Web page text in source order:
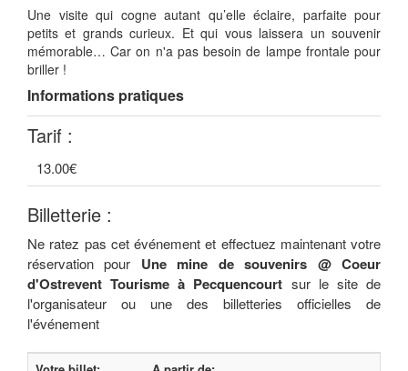
Une visite qui cogne autant qu’elle éclaire, parfaite pour
petits et grands curieux. Et qui vous laissera un souvenir
mémorable… Car on n'a pas besoin de lampe frontale pour
briller !
Informations pratiques
Tarif :
13.00€
Billetterie :
Ne ratez pas cet événement et effectuez maintenant votre
réservation pour Une mine de souvenirs @ Coeur
d'Ostrevent Tourisme à Pecquencourt sur le site de
l'organisateur ou une des billetteries officielles de
l'événement